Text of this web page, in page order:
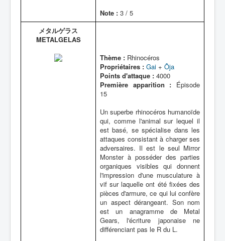
Note : 3 / 5
メタルゲラス
METALGELAS
Thème : Rhinocéros
Propriétaires : Gai + Ôja
Points d'attaque : 4000
Première apparition : Épisode
15
Un superbe rhinocéros humanoïde
qui, comme l'animal sur lequel il
est basé, se spécialise dans les
attaques consistant à charger ses
adversaires. Il est le seul Mirror
Monster à posséder des parties
organiques visibles qui donnent
l'impression d'une musculature à
vif sur laquelle ont été fixées des
pièces d'armure, ce qui lui confère
un aspect dérangeant. Son nom
est un anagramme de Metal
Gears, l'écriture japonaise ne
différenciant pas le R du L.